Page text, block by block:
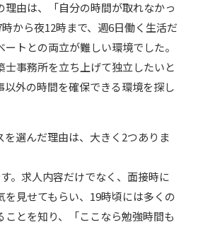
理由は、「自分の時間が取れなかっ
から夜12時まで、週6日働く生活だ
ートとの両立が難しい環境でした。
士事務所を立ち上げて独立したいと
以外の時間を確保できる環境を探し
を選んだ理由は、大きく2つありま
。求人内容だけでなく、面接時に
を見せてもらい、19時頃には多くの
ことを知り、「ここなら勉強時間も